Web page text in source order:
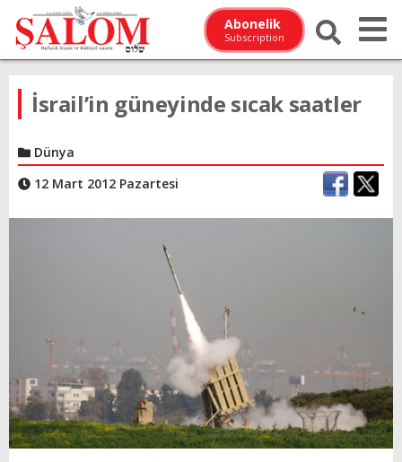
Abonelik
Subscription
İsrail’in güneyinde sıcak saatler
Dünya
12 Mart 2012 Pazartesi